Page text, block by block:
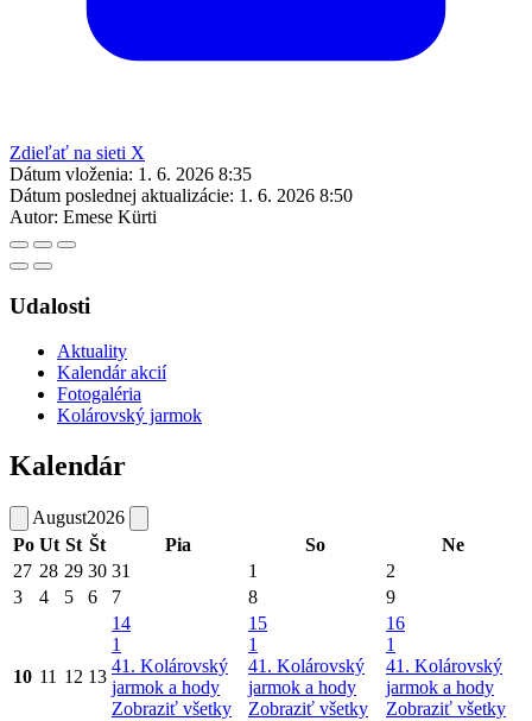
Zdieľať na sieti X
Dátum vloženia: 1. 6. 2026 8:35
Dátum poslednej aktualizácie: 1. 6. 2026 8:50
Autor: Emese Kürti
Udalosti
Aktuality
Kalendár akcií
Fotogaléria
Kolárovský jarmok
Kalendár
August2026
Po Ut St Št Pia So
Ne
27 28 29 30 31 1
2
3
4 5 6 7 8 9
10 11 12 13
14
1
41. Kolárovský
jarmok a hody
Zobraziť všetky
15
1
41. Kolárovský
jarmok a hody
Zobraziť všetky
16
1
41. Kolárovský
jarmok a hody
Zobraziť všetky